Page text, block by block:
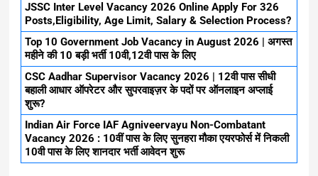
JSSC Inter Level Vacancy 2026 Online Apply For 326
Posts,Eligibility, Age Limit, Salary & Selection Process?
Top 10 Government Job Vacancy in August 2026 | अगस्त
महीने की 10 बड़ी भर्ती 10वी,12वी पास के लिए
CSC Aadhar Supervisor Vacancy 2026 | 12वी पास सीधी
बहाली आधार ऑपरेटर और सुपरवाइज़र के पदों पर ऑनलाइन अप्लाई
शुरू?
Indian Air Force IAF Agniveervayu Non-Combatant
Vacancy 2026 : 10वीं पास के लिए सुनहरा मौका एयरफोर्स में निकली
10वी पास के लिए शानदार भर्ती आवेदन शुरू